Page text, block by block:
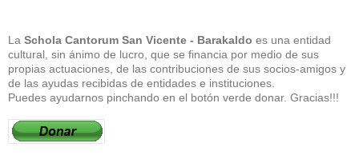
La Schola Cantorum San Vicente - Barakaldo es una entidad
cultural, sin ánimo de lucro, que se financia por medio de sus
propias actuaciones, de las contribuciones de sus socios-amigos y
de las ayudas recibidas de entidades e instituciones.
Puedes ayudarnos pinchando en el botón verde donar. Gracias!!!